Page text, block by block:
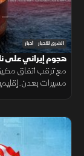
الشرق للأخبار أخبار
هجوم إيراني على
الجوار
مع ترقب اتفاق مضيق
مسيرات بعدن.